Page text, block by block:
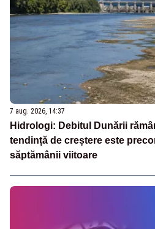
7 aug. 2026, 14:37
Hidrologi: Debitul Dunării
tendință de creștere este
săptămânii viitoare